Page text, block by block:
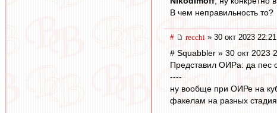
В чем неправильность то?
# recchi » 30 окт 2023 22:21
# Squabbler » 30 окт 2023
Представил ОИРа: да пес
----
ну вообще при ОИРе на
факелам на разных